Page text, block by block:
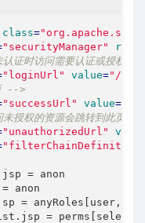
class=
"securityManager" ref
时访问需要认证或授权的
"loginUrl" value="/
-->
"successUrl" value=
授权的资源会跳转到此页
"unauthorizedUrl"
= anon
anon
= anyRoles[user,
=